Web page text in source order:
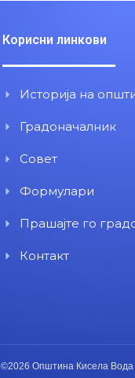
Корисни линкови
Историја на
Градоначалник
Совет
Формулари
Прашајте го
Контакт
©2026 Општина Кисела Вода